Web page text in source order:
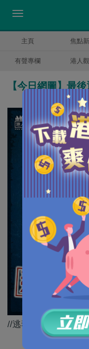
主頁 焦點
有聲專欄 港人
【今日網圖】最
//逃犯下場只有一個